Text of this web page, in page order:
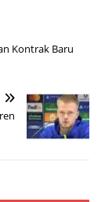
Kontrak Baru